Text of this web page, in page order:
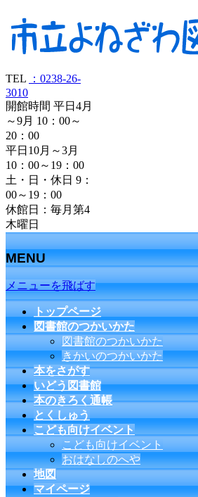
TEL
：0238-26-
3010
開館時間 平日4月
～9月 10：00～
20：00
平日10月～3月
10：00～19：00
土・日・休日 9：
00～19：00
休館日：毎月第4
木曜日
MENU
メニューを飛ばす
トップページ
図書館のつかいかた
図書館のつかいかた
きかいのつかいかた
本をさがす
いどう図書館
本のきろく通帳
とくしゅう
こども向けイベント
こども向けイベント
おはなしのへや
地図
マイページ